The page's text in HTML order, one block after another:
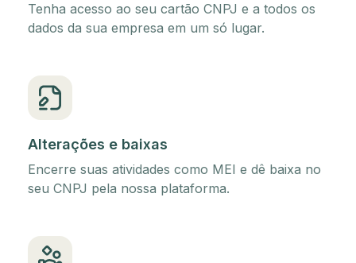
Tenha acesso ao seu cartão CNPJ e a todos os
dados da sua empresa em um só lugar.
Alterações e baixas
Encerre suas atividades como MEI e dê baixa no
seu CNPJ pela nossa plataforma.